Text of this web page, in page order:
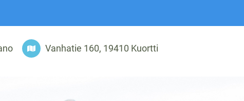
Vanhatie 160, 19410 Kuortti